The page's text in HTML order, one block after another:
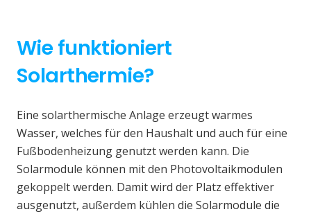
Wie funktioniert
Solarthermie?
Eine solarthermische Anlage erzeugt warmes
Wasser, welches für den Haushalt und auch für eine
Fußbodenheizung genutzt werden kann. Die
Solarmodule können mit den Photovoltaikmodulen
gekoppelt werden. Damit wird der Platz effektiver
ausgenutzt, außerdem kühlen die Solarmodule die